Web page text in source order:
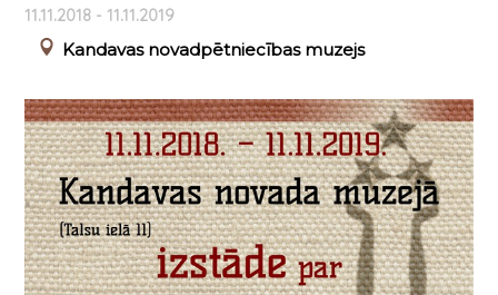
11.11.2018 - 11.11.2019
Kandavas novadpētniecības muzejs